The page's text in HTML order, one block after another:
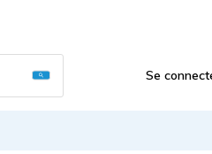
Utilisez les flèches haut
Se